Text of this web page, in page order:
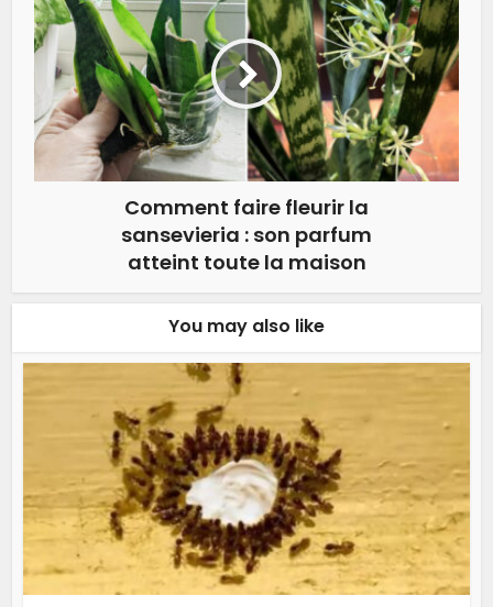
Comment faire fleurir la
sansevieria : son parfum
atteint toute la maison
You may also like